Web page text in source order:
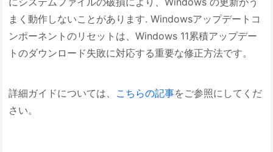
まく動作しないことがあります. Windowsアップデートコ
ンポーネントのリセットは、Windows 11累積アップデー
トのダウンロード失敗に対応する重要な修正方法です。
詳細ガイドについては、 こちらの記事をご参照にしてくだ
さい。